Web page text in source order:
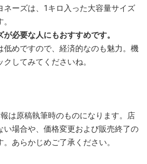
ネーズは、1キロ入った大容量サイズ
必要な人にもおすすめです。
低めですので、経済的なのも魅力。機
してみてくださいね。
は原稿執筆時のものになります。店
い場合や、価格変更および販売終了の
あらかじめご了承ください。